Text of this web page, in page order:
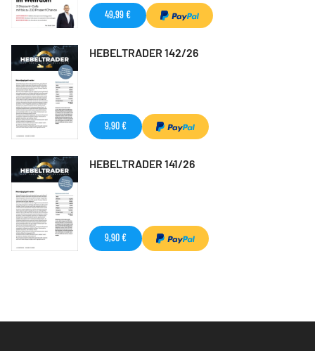
49,99 €
HEBELTRADER 142/26
9,90 €
HEBELTRADER 141/26
9,90 €